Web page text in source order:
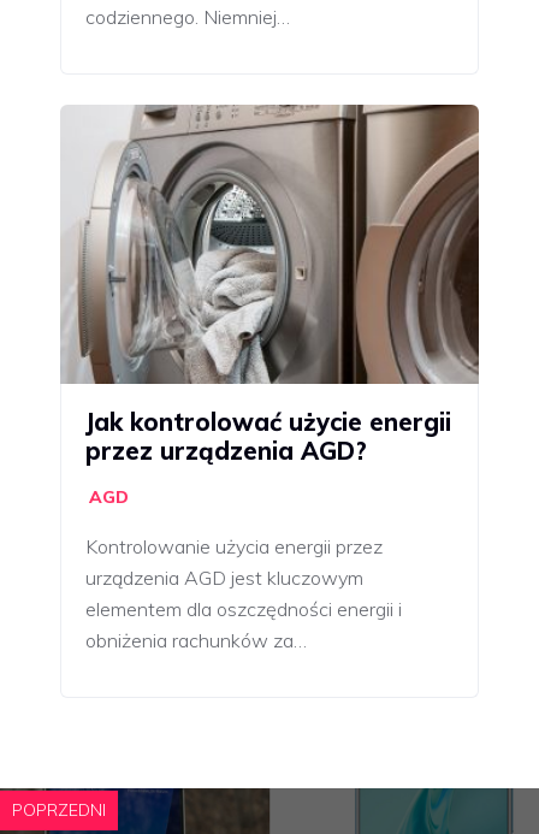
codziennego. Niemniej…
Jak kontrolować użycie energii
przez urządzenia AGD?
AGD
Kontrolowanie użycia energii przez
urządzenia AGD jest kluczowym
elementem dla oszczędności energii i
obniżenia rachunków za…
POPRZEDNI